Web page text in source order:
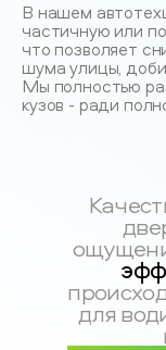
В нашем
частичную или
что позволяет
шума улицы,
Мы полностью
кузов - ради
для